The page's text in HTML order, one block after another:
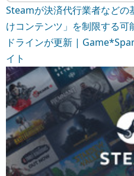
Steamが決済代行業者などの
けコンテンツ」を制限する
ドラインが更新 |
イト